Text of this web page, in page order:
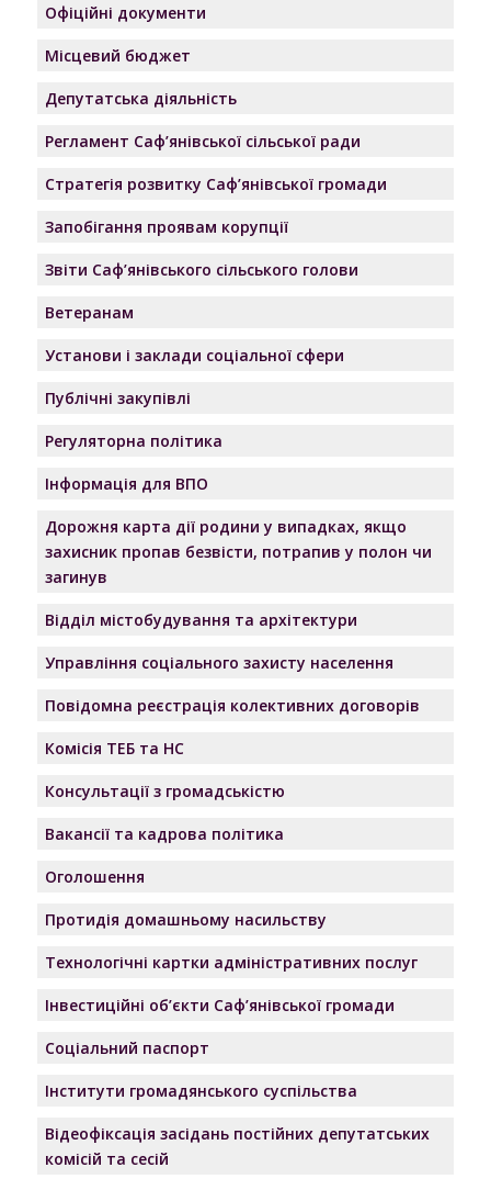
Офіційні документи
Місцевий бюджет
Депутатська діяльність
Регламент Саф’янівської сільської ради
Стратегія розвитку Саф’янівської громади
Запобігання проявам корупції
Звіти Саф’янівського сільського голови
Ветеранам
Установи і заклади соціальної сфери
Публічні закупівлі
Регуляторна політика
Інформація для ВПО
Дорожня карта дії родини у випадках, якщо
захисник пропав безвісти, потрапив у полон чи
загинув
Відділ містобудування та архітектури
Управління соціального захисту населення
Повідомна реєстрація колективних договорів
Комісія ТЕБ та НС
Консультації з громадськістю
Вакансії та кадрова політика
Оголошення
Протидія домашньому насильству
Технологічні картки адміністративних послуг
Інвестиційні об’єкти Саф’янівської громади
Соціальний паспорт
Інститути громадянського суспільства
Відеофіксація засідань постійних депутатських
комісій та сесій